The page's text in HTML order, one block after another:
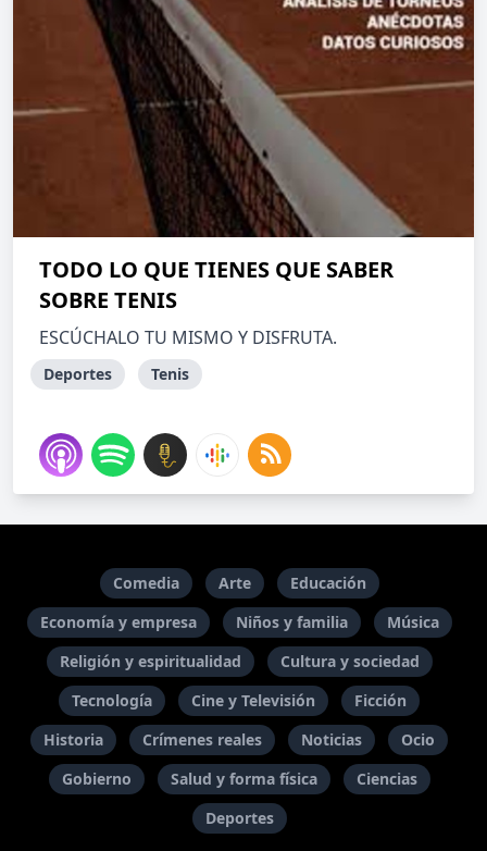
TODO LO QUE TIENES QUE SABER
SOBRE TENIS
ESCÚCHALO TU MISMO Y DISFRUTA.
Deportes Tenis
Comedia Arte
Educación
Economía y empresa
Niños y familia
Música
Religión y espiritualidad
Cultura y sociedad
Tecnología
Cine y Televisión
Ficción
Historia
Crímenes reales Noticias
Ocio
Gobierno
Salud y forma física
Ciencias
Deportes